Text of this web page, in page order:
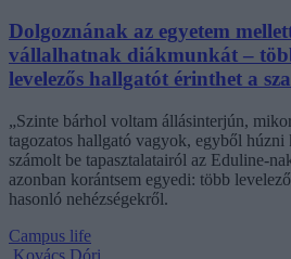
Dolgoznának az egyetem
vállalhatnak diákmunkát –
levelezős hallgatót érinthet a
„Szinte bárhol voltam állásinterjún,
tagozatos hallgató vagyok, egyből húzni
számolt be tapasztalatairól az Eduline-
azonban korántsem egyedi: több
hasonló nehézségekről.
Campus life
Kovács Dóri